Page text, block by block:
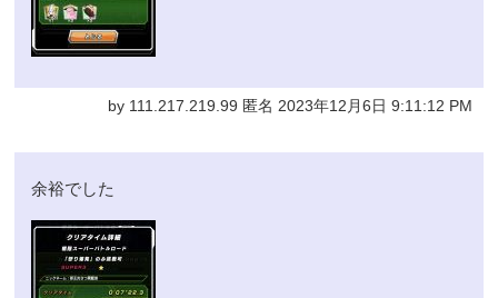
by 111.217.219.99 匿名 2023年12月6日 9:11:12 PM
余裕でした